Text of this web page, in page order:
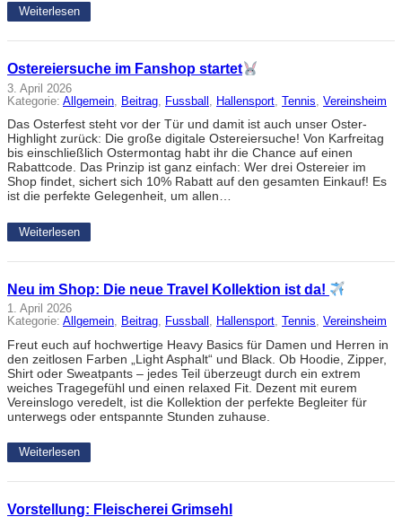
Weiterlesen
Ostereiersuche im Fanshop startet
3. April 2026
Kategorie: Allgemein Beitrag Fussball Hallensport Tennis Vereinsheim
Das Osterfest steht vor der Tür und damit ist auch unser Oster-
Highlight zurück: Die große digitale Ostereiersuche! Von Karfreitag
bis einschließlich Ostermontag habt ihr die Chance auf einen
Rabattcode. Das Prinzip ist ganz einfach: Wer drei Ostereier im
Shop findet, sichert sich 10% Rabatt auf den gesamten Einkauf! Es
ist die perfekte Gelegenheit, um allen…
Weiterlesen
Neu im Shop: Die neue Travel Kollektion ist da!
1. April 2026
Kategorie: Allgemein, Beitrag, Fussball , Hallensport, Tennis, Vereinsheim
Freut euch auf hochwertige Heavy Basics für Damen und Herren in
den zeitlosen Farben „Light Asphalt“ und Black. Ob Hoodie, Zipper,
Shirt oder Sweatpants – jedes Teil überzeugt durch ein extrem
weiches Tragegefühl und einen relaxed Fit. Dezent mit eurem
Vereinslogo veredelt, ist die Kollektion der perfekte Begleiter für
unterwegs oder entspannte Stunden zuhause.
Weiterlesen
Vorstellung: Fleischerei Grimsehl